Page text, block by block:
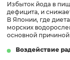
Избыток йода в
дефицита, и
В Японии, где
морских
основной причиной
Воздействие